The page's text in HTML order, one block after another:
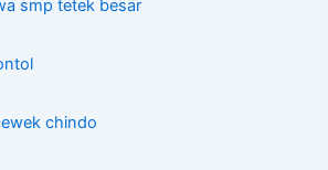
smp tetek besar
chindo